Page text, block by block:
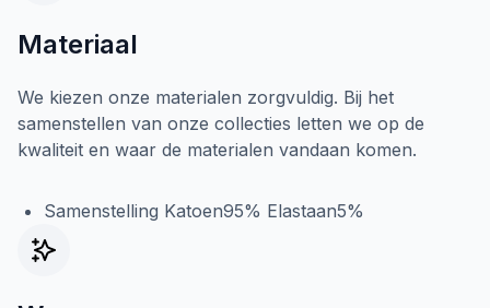
Materiaal
We kiezen onze materialen zorgvuldig. Bij het
samenstellen van onze collecties letten we op de
kwaliteit en waar de materialen vandaan komen.
Samenstelling Katoen95% Elastaan5%